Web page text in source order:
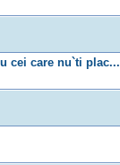
cei care nu`ti plac...